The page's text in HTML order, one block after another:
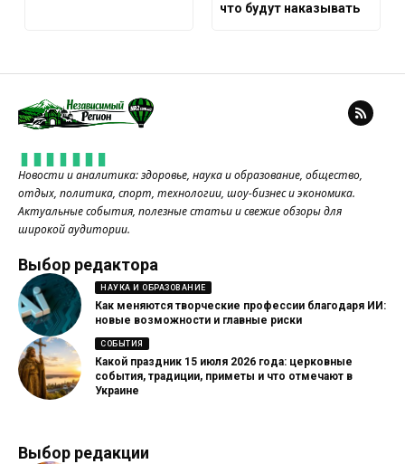
что будут наказывать
Новости и аналитика: здоровье, наука и образование, общество,
отдых, политика, спорт, технологии, шоу-бизнес и экономика.
Актуальные события, полезные статьи и свежие обзоры для
широкой аудитории.
Выбор редактора
НАУКА И ОБРАЗОВАНИЕ
Как меняются творческие профессии благодаря ИИ:
новые возможности и главные риски
СОБЫТИЯ
Какой праздник 15 июля 2026 года: церковные
события, традиции, приметы и что отмечают в
Украине
Выбор редакции